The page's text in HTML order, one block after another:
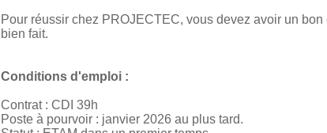
Pour réussir chez PROJECTEC, vous devez avoir un
bien fait.
Conditions d'emploi :
Contrat : CDI 39h
Poste à pourvoir : janvier 2026 au plus tard.